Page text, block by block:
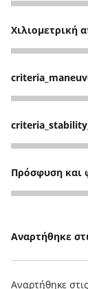
2
Χιλιομετρική
2
2
2
Πρόσφυση και
2
Αναρτήθηκε
Αναρτήθηκε